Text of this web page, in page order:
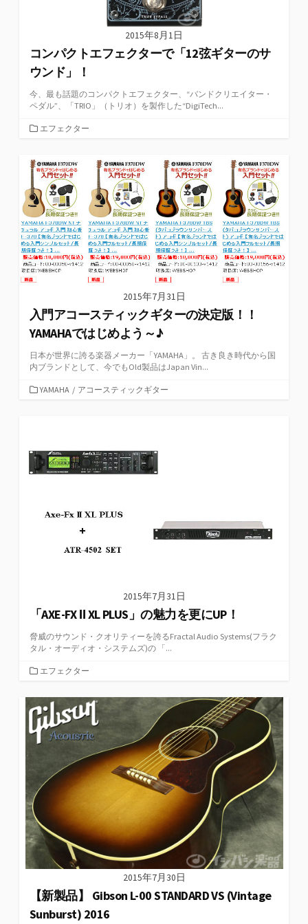
2015年8月1日
コンパクトエフェクターで「12弦ギターのサ
ウンド」！
今、最も話題のコンパクトエフェクター、“バンドクリエイター・
ペダル”、「TRIO」（トリオ）を製作した“DigiTech...
カ
リ
ー
エフェクター
2015年7月31日
入門アコースティックギターの決定版！！
YAMAHAではじめよう～♪
日本が世界に誇る楽器メーカー「YAMAHA」。 古き良き時代から国
内ブランドとして、今でもOld製品はJapan Vin...
カYAMAHA / アコースティックギター
2015年7月31日
「AXE-FX Ⅱ XL PLUS」の魅力を更にUP！
脅威のサウンド・クオリティーを誇るFractal Audio Systems(フラク
タル・オーディオ・システムズ)の 「...
カ
ゴ
リ
ー
エフェクター
2015年7月30日
【新製品】 Gibson L-00 STANDARD VS (Vintage
Sunburst) 2016